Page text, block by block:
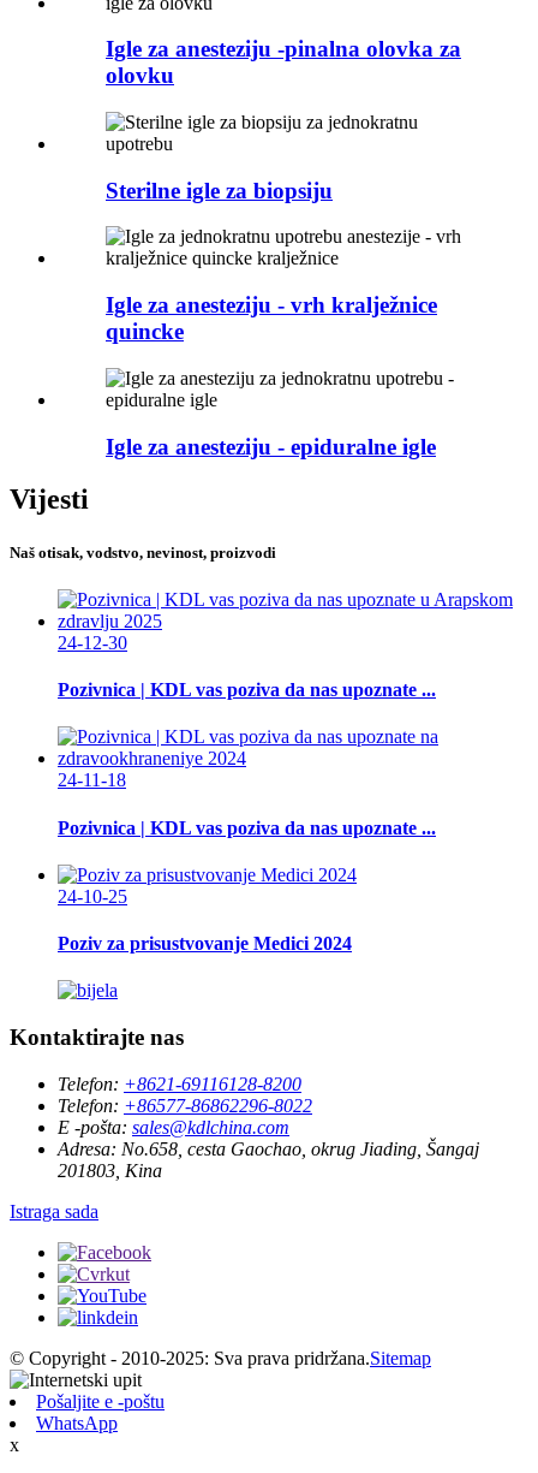
Igle za anesteziju -pinalna olovka za
olovku
Sterilne igle za biopsiju
Igle za anesteziju - vrh kralježnice
quincke
Igle za anesteziju - epiduralne igle
Vijesti
Naš otisak, vodstvo, nevinost, proizvodi
24-12-30
Pozivnica | KDL vas poziva da nas upoznate ...
24-11-18
Pozivnica | KDL vas poziva da nas upoznate ...
24-10-25
Poziv za prisustvovanje Medici 2024
Kontaktirajte nas
Telefon: +8621-69116128-8200
Telefon: +86577-86862296-8022
E -pošta: sales@kdlchina.com
Adresa: No.658, cesta Gaochao, okrug Jiading, Šangaj
201803, Kina
Istraga sada
© Copyright - 2010-2025: Sva prava pridržana.Sitemap
Pošaljite e -poštu
WhatsApp
x